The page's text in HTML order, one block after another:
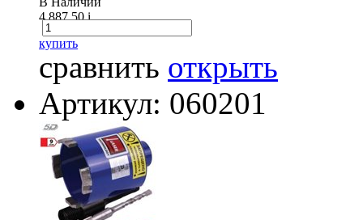
4 887.50i
купить
сравнить открыть
Артикул: 060201